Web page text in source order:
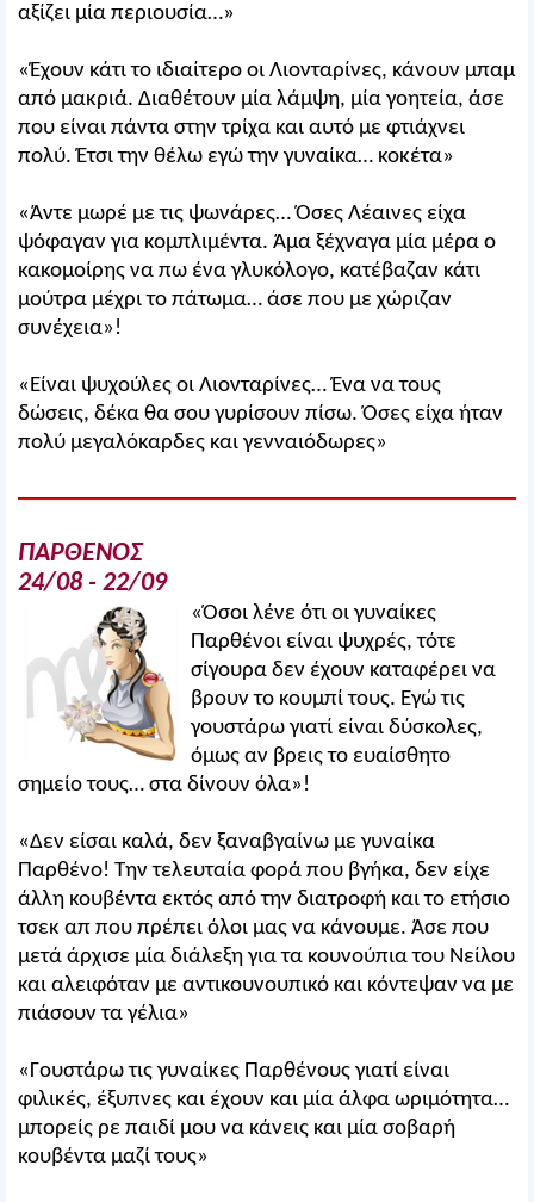
αξίζει μία περιουσία…»
«Έχουν κάτι το ιδιαίτερο οι Λιονταρίνες, κάνουν μπαμ
από μακριά. Διαθέτουν μία λάμψη, μία γοητεία, άσε
που είναι πάντα στην τρίχα και αυτό με φτιάχνει
πολύ. Έτσι την θέλω εγώ την γυναίκα… κοκέτα»
«Άντε μωρέ με τις ψωνάρες… Όσες Λέαινες είχα
ψόφαγαν για κομπλιμέντα. Άμα ξέχναγα μία μέρα ο
κακομοίρης να πω ένα γλυκόλογο, κατέβαζαν κάτι
μούτρα μέχρι το πάτωμα… άσε που με χώριζαν
συνέχεια»!
«Είναι ψυχούλες οι Λιονταρίνες… Ένα να τους
δώσεις, δέκα θα σου γυρίσουν πίσω. Όσες είχα ήταν
πολύ μεγαλόκαρδες και γενναιόδωρες»
ΠΑΡΘΕΝΟΣ
24/08 - 22/09
«Όσοι λένε ότι οι γυναίκες
Παρθένοι είναι ψυχρές, τότε
σίγουρα δεν έχουν καταφέρει να
βρουν το κουμπί τους. Εγώ τις
γουστάρω γιατί είναι δύσκολες,
όμως αν βρεις το ευαίσθητο
σημείο τους… στα δίνουν όλα»!
«Δεν είσαι καλά, δεν ξαναβγαίνω με γυναίκα
Παρθένο! Την τελευταία φορά που βγήκα, δεν είχε
άλλη κουβέντα εκτός από την διατροφή και το ετήσιο
τσεκ απ που πρέπει όλοι μας να κάνουμε. Άσε που
μετά άρχισε μία διάλεξη για τα κουνούπια του Νείλου
και αλειφόταν με αντικουνουπικό και κόντεψαν να με
πιάσουν τα γέλια»
«Γουστάρω τις γυναίκες Παρθένους γιατί είναι
φιλικές, έξυπνες και έχουν και μία άλφα ωριμότητα…
μπορείς ρε παιδί μου να κάνεις και μία σοβαρή
κουβέντα μαζί τους»